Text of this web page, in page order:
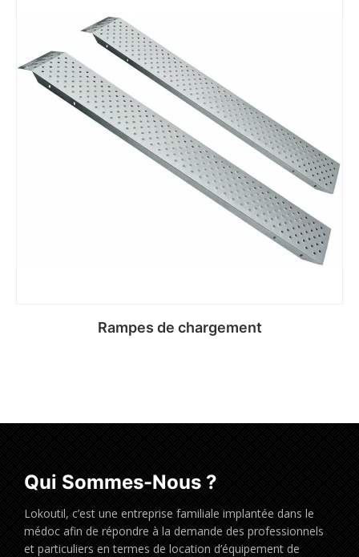
Rampes de chargement
Qui Sommes-Nous ?
Lokoutil, c’est une entreprise familiale implantée dans le
médoc afin de répondre à la demande des professionnels
et particuliers en termes de location d’équipement de